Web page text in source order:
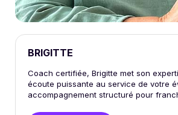
BRIGITTE
Coach certifiée, Brigitte met son
écoute puissante au service de votre
accompagnement structuré pour